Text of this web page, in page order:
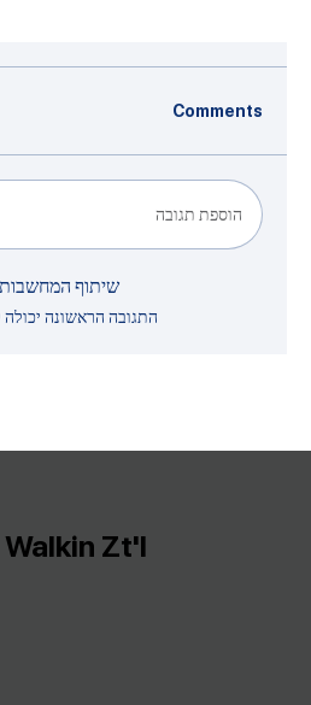
Comments
הוספת תגובה
שיתוף
התגובה הראשונה
Zt'l